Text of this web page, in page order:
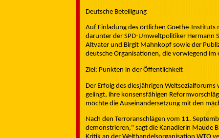
Deutsche Beteiligung
Auf Einladung des örtlichen Goethe-Instituts
darunter der SPD-Umweltpolitiker Hermann
Altvater und Birgit Mahnkopf sowie der
deutsche Organisationen, die vorwiegend
Ziel: Punkten in der Öffentlichkeit
Der Erfolg des diesjährigen
gelingt, ihre konsensfähigen
möchte die Auseinandersetzung mit den
Nach den Terroranschlägen vom 11.
demonstrieren," sagt die Kanadierin Maude